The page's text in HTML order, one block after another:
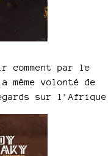
comment par le
même volonté de
sur l’Afrique.